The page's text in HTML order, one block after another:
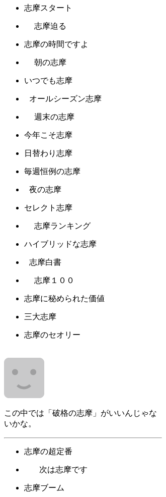
志摩スタート
志摩迫る
志摩の時間ですよ
朝の志摩
いつでも志摩
オールシーズン志摩
週末の志摩
今年こそ志摩
日替わり志摩
毎週恒例の志摩
夜の志摩
セレクト志摩
志摩ランキング
ハイブリッドな志摩
志摩白書
志摩１００
志摩に秘められた価値
三大志摩
志摩のセオリー
この中では「破格の志摩」がいいんじゃな
いかな。
志摩の超定番
次は志摩です
志摩ブーム